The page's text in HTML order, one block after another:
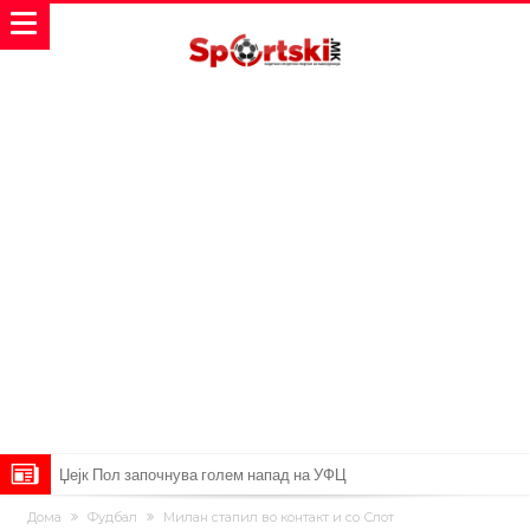
Француски судија обвинет за семејно насилство – му се заканува
Дома Фудбал Милан стапил во контакт и со Слот